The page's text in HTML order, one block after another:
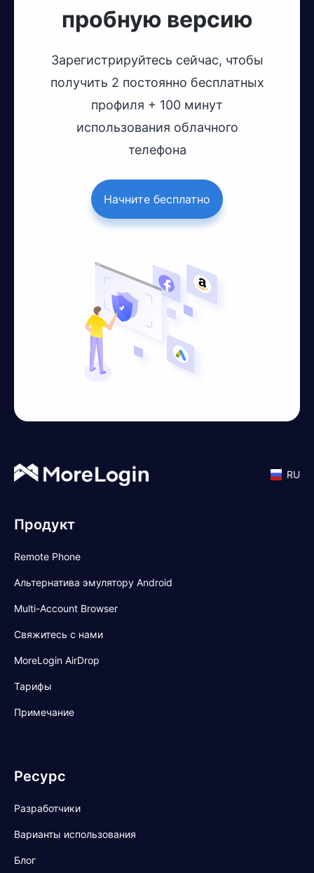
пробную версию
Зарегистрируйтесь сейчас, чтобы
получить 2 постоянно бесплатных
профиля + 100 минут
использования облачного
телефона
Начните бесплатно
RU
Продукт
Remote Phone
Альтернатива эмулятору Android
Multi-Account Browser
Свяжитесь с нами
MoreLogin AirDrop
Тарифы
Примечание
Ресурс
Разработчики
Варианты использования
Блог